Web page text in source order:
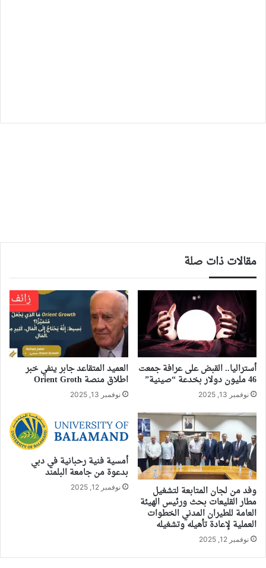
مقالات ذات صلة
أستراليا.. القبض على عرافة جمعت
46 مليون دولار بخدعة “صينية”
نوفمبر 13, 2025
العميد المتقاعد جابر ينفي خبر
اطلاق منصة Orient Groth
نوفمبر 13, 2025
وفد من لجان المتابعة لتشغيل
مطار القليعات بحث ورئيس الهيئة
العامة للطيران المدني الخطوات
العملية لإعادة تأهيله وتشغيله
نوفمبر 12, 2025
أمسية فنية رحبانية في دبي
بدعوة من جامعة البلمند
نوفمبر 12, 2025